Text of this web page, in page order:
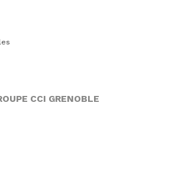
CCI GRENOBLE